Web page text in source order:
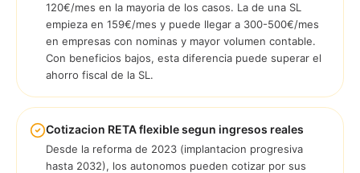
120€/mes en la mayoria de los casos. La de una SL
empieza en 159€/mes y puede llegar a 300-500€/mes
en empresas con nominas y mayor volumen contable.
Con beneficios bajos, esta diferencia puede superar el
ahorro fiscal de la SL.
Cotizacion RETA flexible segun ingresos reales
Desde la reforma de 2023 (implantacion progresiva
hasta 2032), los autonomos pueden cotizar por sus